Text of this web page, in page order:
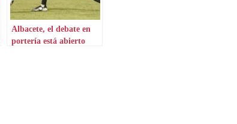
Albacete, el debate en
portería está abierto